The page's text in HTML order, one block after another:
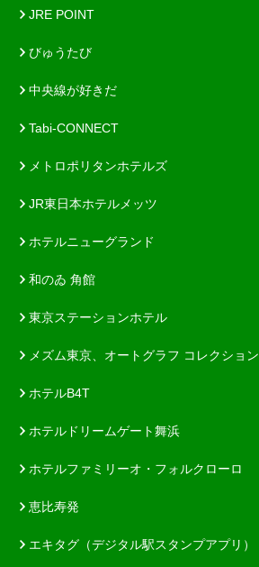
JRE POINT
びゅうたび
中央線が好きだ
Tabi-CONNECT
メトロポリタンホテルズ
JR東日本ホテルメッツ
ホテルニューグランド
和のゐ 角館
東京ステーションホテル
メズム東京、オートグラフ コレクション
ホテルB4T
ホテルドリームゲート舞浜
ホテルファミリーオ・フォルクローロ
恵比寿発
エキタグ（デジタル駅スタンプアプリ）